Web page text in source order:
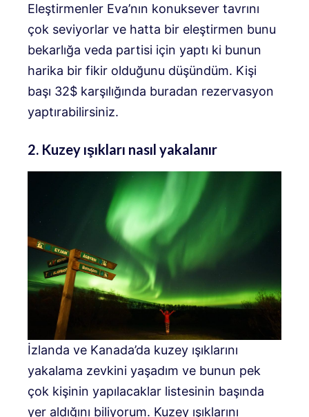
Eleştirmenler Eva’nın konuksever tavrını
çok seviyorlar ve hatta bir eleştirmen bunu
bekarlığa veda partisi için yaptı ki bunun
harika bir fikir olduğunu düşündüm. Kişi
başı 32$ karşılığında buradan rezervasyon
yaptırabilirsiniz.
2. Kuzey ışıkları nasıl yakalanır
İzlanda ve Kanada’da kuzey ışıklarını
yakalama zevkini yaşadım ve bunun pek
çok kişinin yapılacaklar listesinin başında
yer aldığını biliyorum. Kuzey ışıklarını